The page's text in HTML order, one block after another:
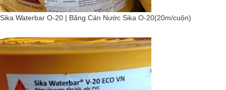
Sika Waterbar O-20 | Băng Cản Nước Sika O-20(20m/cuộn)